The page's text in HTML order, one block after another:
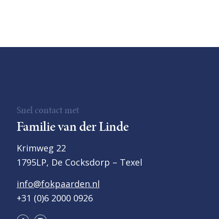
Snel contact met
Familie van der Linde
Krimweg 22
1795LP, De Cocksdorp – Texel
info@fokpaarden.nl
+31 (0)6 2000 0926